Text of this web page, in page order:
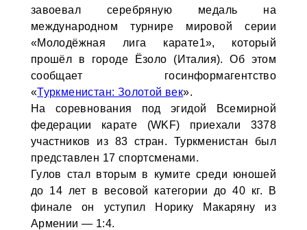
завоевал серебряную медаль на
международном турнире мировой серии
«Молодёжная лига карате1», который
прошёл в городе Ёзоло (Италия). Об этом
сообщает госинформагентство
«Туркменистан: Золотой век».
На соревнования под эгидой Всемирной
федерации карате (WKF) приехали 3378
участников из 83 стран. Туркменистан был
представлен 17 спортсменами.
Гулов стал вторым в кумите среди юношей
до 14 лет в весовой категории до 40 кг. В
финале он уступил Норику Макаряну из
Армении — 1:4.